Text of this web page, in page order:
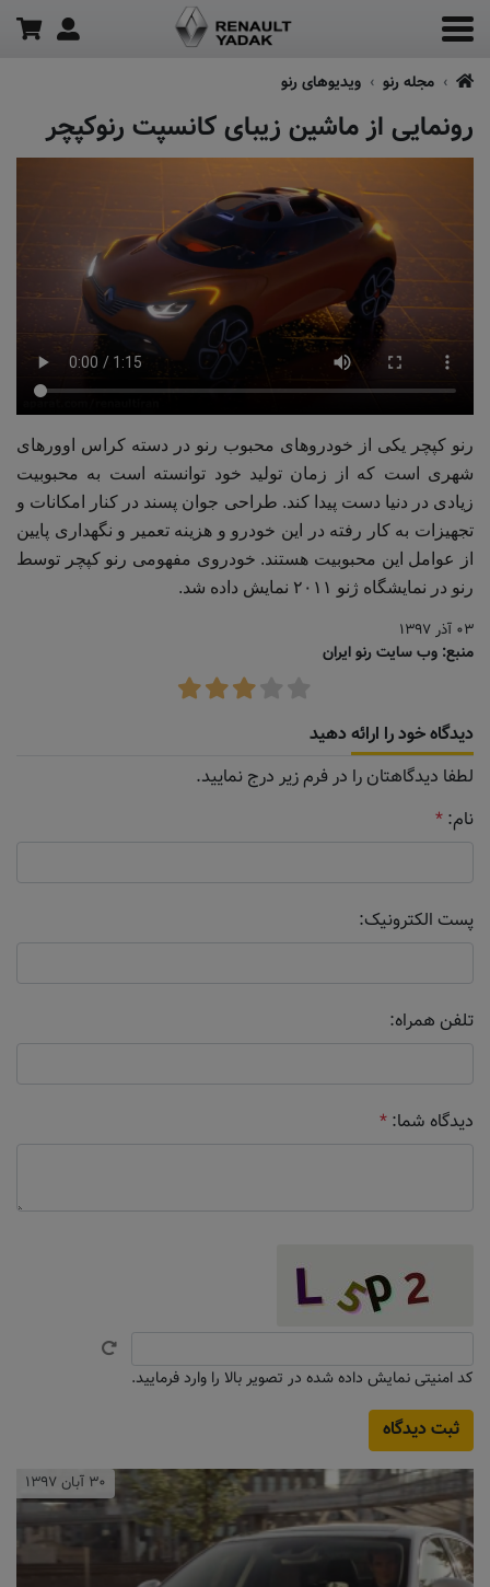
مجله رنو ویدیو‌های رنو
رونمایی از ماشین زیبای کانسپت رنوکپچر
رنو کپچر یکی از خودروهای محبوب رنو در دسته کراس اوورهای
شهری است که از زمان تولید خود توانسته است به محبوبیت
زیادی در دنیا دست پیدا کند. طراحی جوان پسند در کنار امکانات و
تجهیزات به کار رفته در این خودرو و هزینه تعمیر و نگهداری پایین
از عوامل این محبوبیت هستند. خودروی مفهومی رنو کپچر توسط
رنو در نمایشگاه ژنو ۲۰۱۱ نمایش داده شد.
۰۳ آذر ۱۳۹۷
منبع: وب سایت رنو ایران
دیدگاه خود را ارائه دهید
لطفا دیدگاهتان را در فرم زیر درج نمایید.
نام: *
پست الکترونیک:
تلفن همراه:
دیدگاه شما: *
کد امنیتی نمایش داده شده در تصویر بالا را وارد فرمایید.
۳۰ آبان ۱۳۹۷